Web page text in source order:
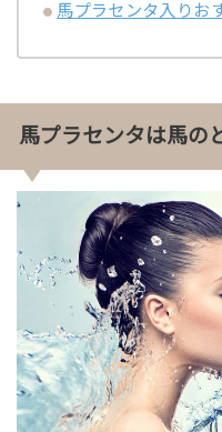
馬プラセンタ入りお
馬プラセンタは馬の